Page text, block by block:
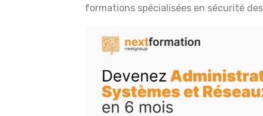
formations spécialisées en sécurité